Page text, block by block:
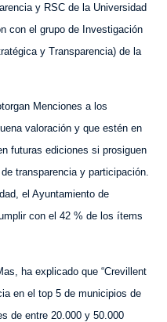
y RSC de la Universidad
con el grupo de Investigación
y Transparencia) de la
Menciones a los
valoración y que estén en
futuras ediciones si prosiguen
transparencia y participación.
el Ayuntamiento de
con el 42 % de los ítems
ha explicado que “Crevillent
en el top 5 de municipios de
de entre 20.000 y 50.000